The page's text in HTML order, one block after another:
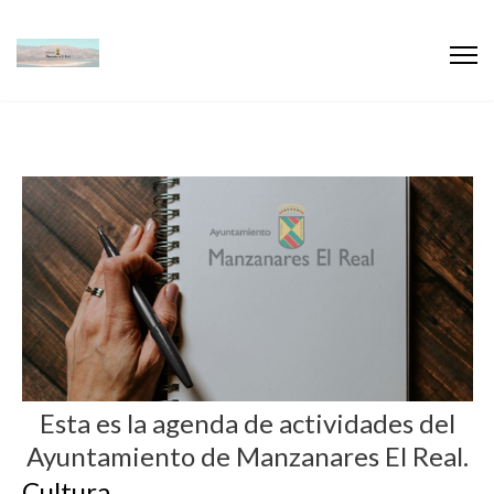
Esta es la agenda de actividades del
Ayuntamiento de Manzanares El Real.